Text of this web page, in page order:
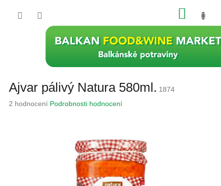
KOŠÍK
Ajvar pálivý Natura 580ml. 1874
Průměrné
2 hodnocení Podrobnosti hodnocení